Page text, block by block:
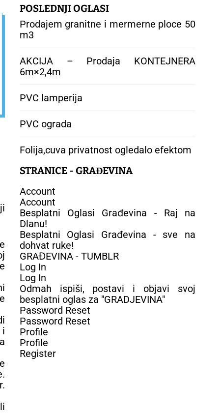
i
POSLEDNJI OGLASI
Prodajem granitne i mermerne ploce 50
m3
AKCIJA – Prodaja KONTEJNERA
6m×2,4m
PVC lamperija
PVC ograda
Folija,cuva privatnost ogledalo efektom
STRANICE - GRAĐEVINA
Account
Account
Besplatni Oglasi Građevina - Raj na
Dlanu!
Besplatni Oglasi Građevina - sve na
dohvat ruke!
GRAĐEVINA - TUMBLR
Log In
Log In
Odmah ispiši, postavi i objavi svoj
besplatni oglas za "GRADJEVINA"
Password Reset
Password Reset
Profile
Profile
Register